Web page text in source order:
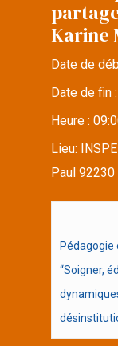
Karine
Date de
Date de fin
Heure :
Lieu:
Paul 92230
“Soigner,